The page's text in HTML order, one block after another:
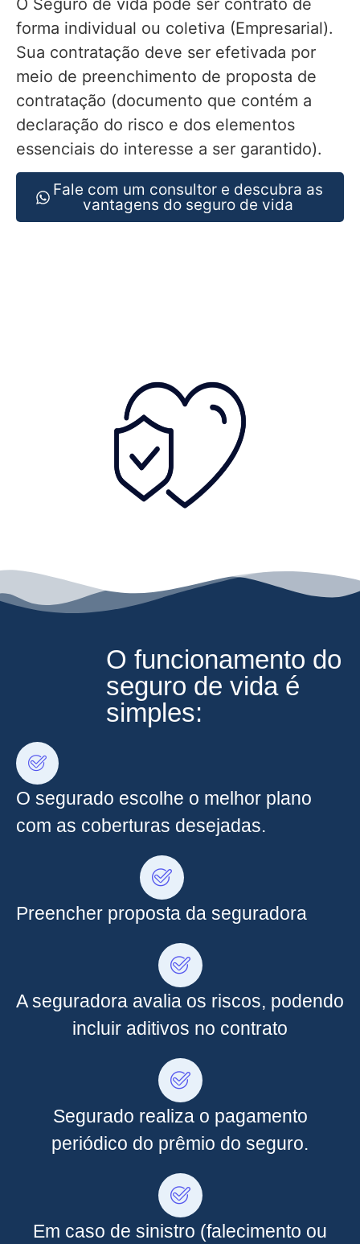
forma individual ou coletiva (Empresarial).
Sua contratação deve ser efetivada por
meio de preenchimento de proposta de
contratação (documento que contém a
declaração do risco e dos elementos
essenciais do interesse a ser garantido).
Fale com um consultor e descubra as
vantagens do seguro de vida
O funcionamento do
seguro de vida é
simples:
O segurado escolhe o melhor plano
com as coberturas desejadas.
Preencher proposta da seguradora
A seguradora avalia os riscos, podendo
incluir aditivos no contrato
Segurado realiza o pagamento
periódico do prêmio do seguro.
Em caso de sinistro (falecimento ou